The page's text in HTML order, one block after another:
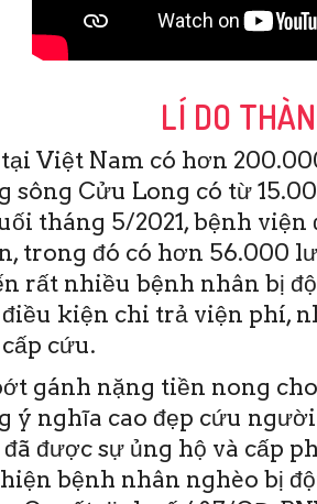
19-6,
ra Hội
liên
LÍ DO
Việt Nam có hơn
sông Cửu Long có từ
tháng 5/2021, bệnh
trong đó có hơn 56.000
rất nhiều bệnh nhân bị
kiện chi trả viện phí,
cứu.
gánh nặng tiền nong
ý nghĩa cao đẹp cứu
được sự ủng hộ và cấp
bệnh nhân nghèo bị